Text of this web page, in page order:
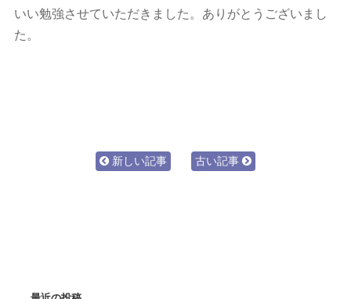
いい勉強させていただきました。ありがとうございまし
た。
新しい記事 古い記事